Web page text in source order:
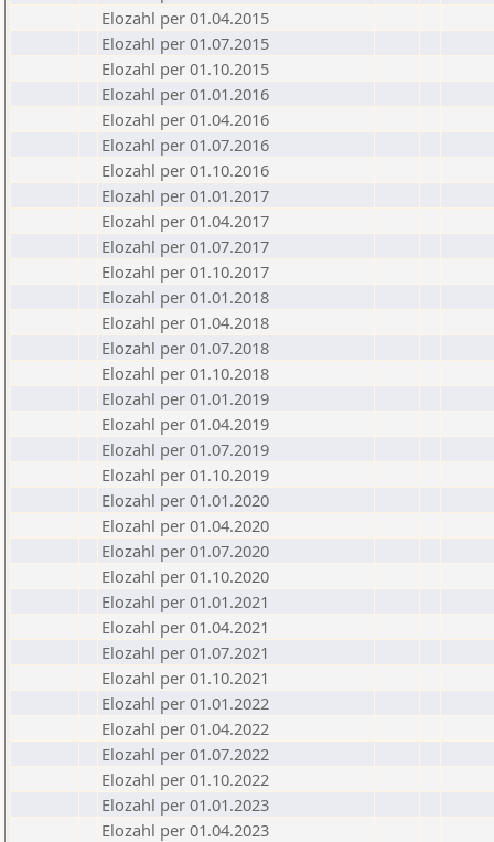
Elozahl per 01.04.2015
Elozahl per 01.07.2015
Elozahl per 01.10.2015
Elozahl per 01.01.2016
Elozahl per 01.04.2016
Elozahl per 01.07.2016
Elozahl per 01.10.2016
Elozahl per 01.01.2017
Elozahl per 01.04.2017
Elozahl per 01.07.2017
Elozahl per 01.10.2017
Elozahl per 01.01.2018
Elozahl per 01.04.2018
Elozahl per 01.07.2018
Elozahl per 01.10.2018
Elozahl per 01.01.2019
Elozahl per 01.04.2019
Elozahl per 01.07.2019
Elozahl per 01.10.2019
Elozahl per 01.01.2020
Elozahl per 01.04.2020
Elozahl per 01.07.2020
Elozahl per 01.10.2020
Elozahl per 01.01.2021
Elozahl per 01.04.2021
Elozahl per 01.07.2021
Elozahl per 01.10.2021
Elozahl per 01.01.2022
Elozahl per 01.04.2022
Elozahl per 01.07.2022
Elozahl per 01.10.2022
Elozahl per 01.01.2023
Elozahl per 01.04.2023